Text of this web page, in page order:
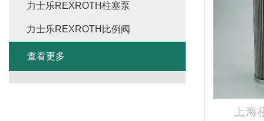
力士乐REXROTH柱塞泵
力士乐REXROTH比例阀
查看更多